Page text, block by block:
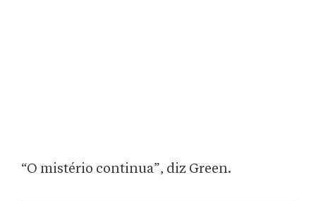
“O mistério continua”, diz Green.